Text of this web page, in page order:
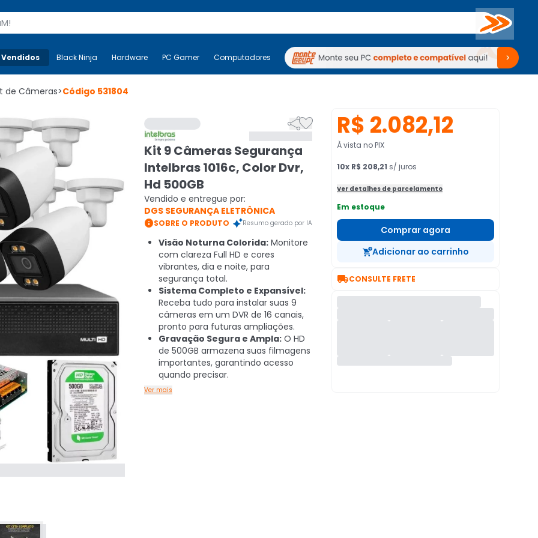
Buscar
Mais-v- Black Ninja Hardware PC Gamer Computadores Periféricos TV Venda no KaBuM!
Black Ninja Hardware PC Gamer Computadores Periféricos TV Venda no KaBuM!
de Câmeras>Código 531804

Kit 9 Câmeras Segurança
Intelbras 1016c, Color Dvr,
Hd 500GB
Vendido e entregue por:
DGS SEGURANÇA ELETRÔNICA
SOBRE O PRODUTO Resumo gerado por IA
Visão Noturna Colorida: Monitore
com clareza Full HD e cores
vibrantes, dia e noite, para
segurança total.
Sistema Completo e Expansível:
Receba tudo para instalar suas 9
câmeras em um DVR de 16 canais,
pronto para futuras ampliações.
Gravação Segura e Ampla: O HD
de 500GB armazena suas filmagens
importantes, garantindo acesso
quando precisar.
Ver mais
R$ 2.082,12
À vista no PIX
10x R$ 208,21 s/ juros
Ver detalhes de parcelamento
Em estoque
Comprar agora
Adicionar ao carrinho
CONSULTE FRETE